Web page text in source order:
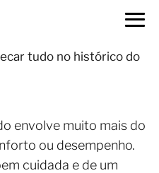
tudo no histórico do
envolve muito mais do
ou desempenho.
cuidada e de um